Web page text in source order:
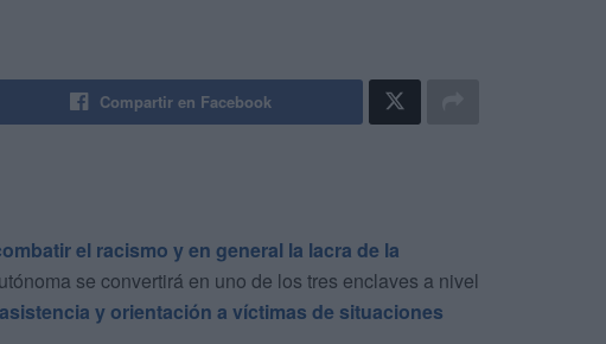
Compartir en Facebook
el racismo y en general la lacra de la
se convertirá en uno de los tres enclaves a nivel
asistencia y orientación a víctimas de situaciones